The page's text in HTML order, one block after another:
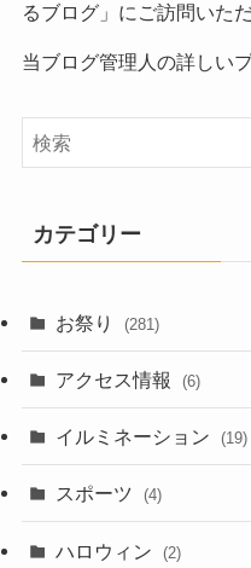
るブログ」 にご訪問いた
当ブログ管理人の詳しい
カテゴリー
お祭り (281)
アクセス情報 (6)
イルミネーション (19)
スポーツ (4)
ハロウィン (2)